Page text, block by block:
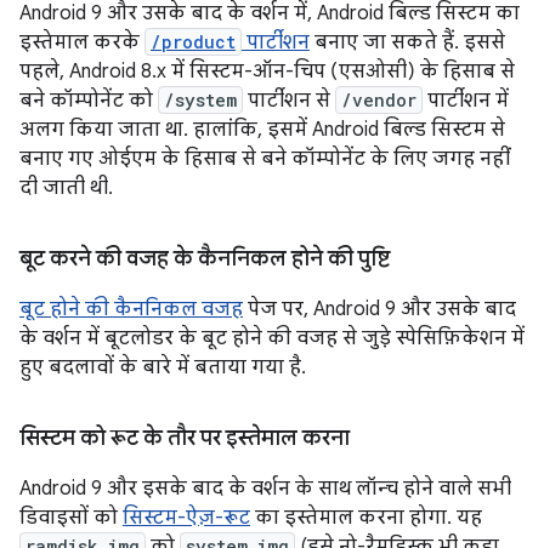
Android 9 और उसके बाद के वर्शन में, Android बिल्ड सिस्टम का
इस्तेमाल करके /product पार्टीशन बनाए जा सकते हैं. इससे
पहले, Android 8.x में सिस्टम-ऑन-चिप (एसओसी) के हिसाब से
बने कॉम्पोनेंट को /system पार्टीशन से /vendor पार्टीशन में
अलग किया जाता था. हालांकि, इसमें Android बिल्ड सिस्टम से
बनाए गए ओईएम के हिसाब से बने कॉम्पोनेंट के लिए जगह नहीं
दी जाती थी.
बूट करने की वजह के कैननिकल होने की पुष्टि
बूट होने की कैननिकल वजह पेज पर, Android 9 और उसके बाद
के वर्शन में बूटलोडर के बूट होने की वजह से जुड़े स्पेसिफ़िकेशन में
हुए बदलावों के बारे में बताया गया है.
सिस्टम को रूट के तौर पर इस्तेमाल करना
Android 9 और इसके बाद के वर्शन के साथ लॉन्च होने वाले सभी
डिवाइसों को सिस्टम-ऐज़-रूट का इस्तेमाल करना होगा. यह